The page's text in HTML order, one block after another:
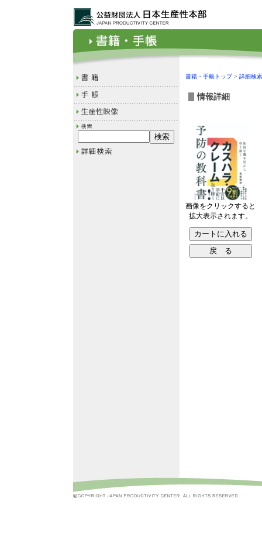
書籍・手帳トップ> 詳細検索
情報詳細
画像をクリックすると
拡大表示されます。